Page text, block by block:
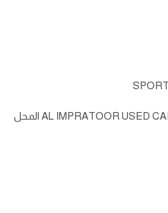
AL IMPRATOOR USED CAR SHARJAH SOUQ AL HRAJ المحل